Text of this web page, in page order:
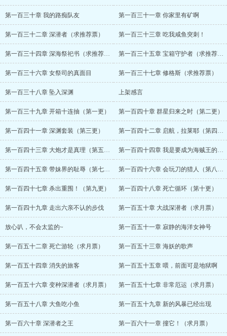
第一百三十章 我的路痴队友 第一百三十一章 你家里有矿啊
第一百三十二章 深潜者（求推荐票） 第一百三十三章 吃我咸鱼突刺！
第一百三十四章 深海祭祀书（求推荐票） 第一百三十五章 宝箱守护者（求推荐票）
第一百三十六章 女祭司的真面目 第一百三十七章 修格斯（求推荐票）
第一百三十八章 坠入深渊 上架感言
第一百三十九章 开箱十连抽（第一更） 第一百四十章 群星归来之时（第二更）
第一百四十一章 深渊套装（第三更） 第一百四十二章 启航，拉莱耶（第四更）
第一百四十三章 大炮才是真理（第五更） 第一百四十四章 我是要成为海贼王的男人（第六更）
第一百四十五章 带妹界的耻辱（第七更） 第一百四十六章 会玩刀的猎人（第八更）
第一百四十七章 杀出重围！（第九更） 第一百四十八章 死亡循环（第十更）
第一百四十九章 走出六亲不认的步伐 第一百五十章 大战深潜者（求月票）
放心叭，不会太监的~ 第一百五十一章 寂静的海洋女神号
第一百五十二章 死亡游轮（求月票） 第一百五十三章 海妖的歌声
第一百五十四章 消失的旅客 第一百五十五章 喂，前面可是地狱啊
第一百五十六章 变种深潜者（求月票） 第一百五十七章 非常厄运（求月票）
第一百五十八章 大鱼吃小鱼 第一百五十九章 新的风暴已经出现
第一百六十章 深潜者之王 第一百六十一章 撞它！（求月票）